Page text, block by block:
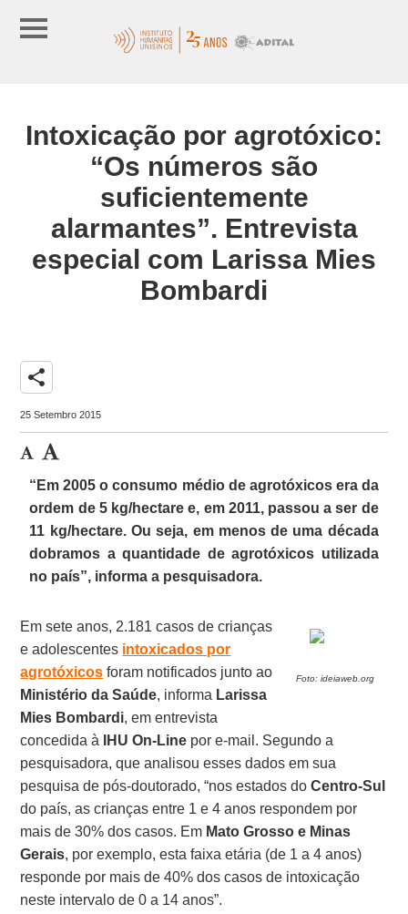
Intoxicação por agrotóxico:
“Os números são
suficientemente
alarmantes”. Entrevista
especial com Larissa Mies
Bombardi
share
25 Setembro 2015
“Em 2005 o consumo médio de agrotóxicos era da
ordem de 5 kg/hectare e, em 2011, passou a ser de
11 kg/hectare. Ou seja, em menos de uma década
dobramos a quantidade de agrotóxicos utilizada
no país”, informa a pesquisadora.
Foto: ideiaweb.org
Em sete anos, 2.181 casos de crianças
e adolescentes intoxicados por
agrotóxicos foram notificados junto ao
Ministério da Saúde, informa Larissa
Mies Bombardi, em entrevista
concedida à
IHU On-Line por e-mail. Segundo a
pesquisadora, que analisou esses dados em sua
pesquisa de pós-doutorado, “nos estados doCentro-Sul
do país, as crianças entre 1 e 4 anos respondem por
mais de 30% dos casos. Em Mato Grosso e Minas
Gerais, por exemplo, esta faixa etária (de 1 a 4 anos)
responde por mais de 40% dos casos de intoxicação
neste intervalo de 0 a 14 anos”.